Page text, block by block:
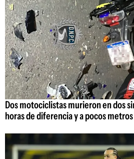
Dos motociclistas murieron en dos
horas de diferencia y a pocos